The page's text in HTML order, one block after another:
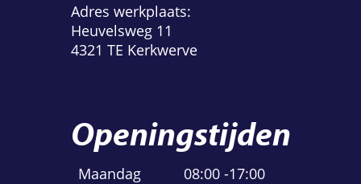
Adres werkplaats:
Heuvelsweg 11
4321 TE Kerkwerve
Openingstijden
Maandag
08:00 -17:00